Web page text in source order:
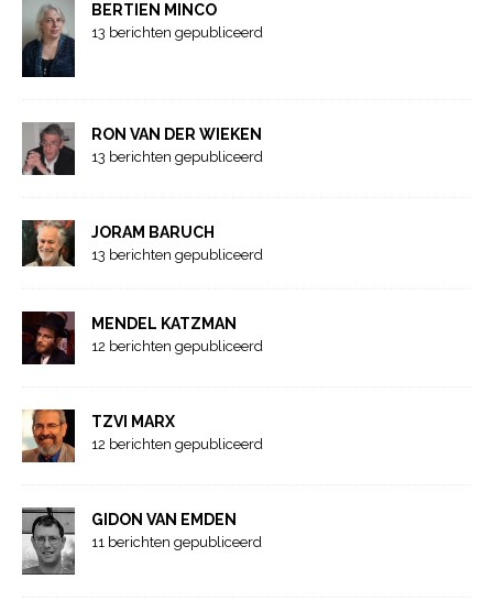
BERTIEN MINCO
13 berichten gepubliceerd
RON VAN DER WIEKEN
13 berichten gepubliceerd
JORAM BARUCH
13 berichten gepubliceerd
MENDEL KATZMAN
12 berichten gepubliceerd
TZVI MARX
12 berichten gepubliceerd
GIDON VAN EMDEN
11 berichten gepubliceerd